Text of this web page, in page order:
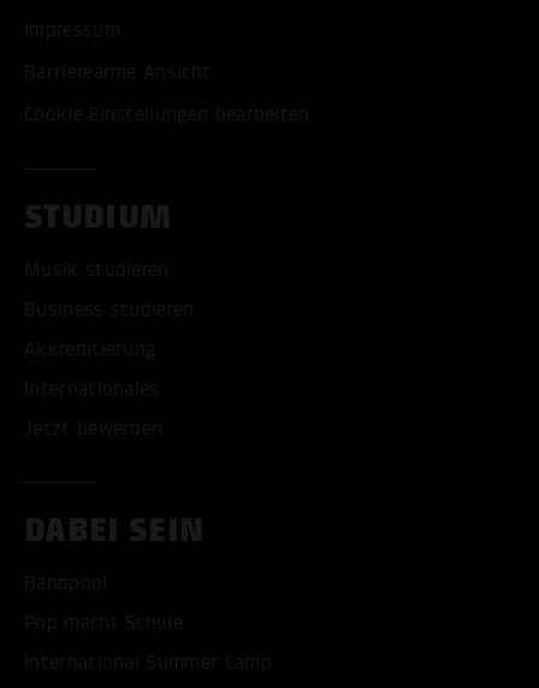
Impressum
Barrierearme Ansicht
Cookie Einstellungen bearbeiten
STUDIUM
Musik studieren
Business studieren
Akkreditierung
Internationales
Jetzt bewerben
DABEI SEIN
Bandpool
Pop macht Schule
International Summer Camp